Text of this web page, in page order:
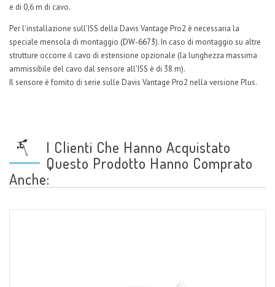
e di 0,6 m di cavo.
Per l'installazione sull'ISS della Davis Vantage Pro2 è necessaria la
speciale mensola di montaggio (DW-6673). In caso di montaggio su altre
strutture occorre il cavo di estensione opzionale (la lunghezza massima
ammissibile del cavo dal sensore all'ISS è di 38 m).
Il sensore è fornito di serie sulle Davis Vantage Pro2 nella versione Plus.
I Clienti Che Hanno Acquistato
Questo Prodotto Hanno Comprato
Anche: